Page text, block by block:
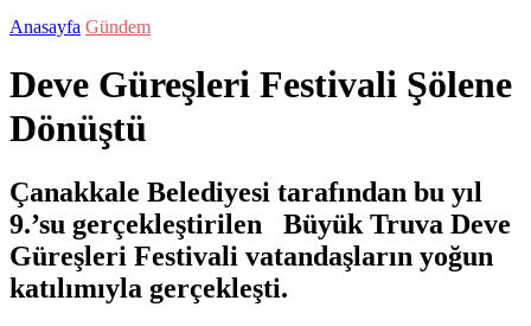
Anasayfa Gündem
Deve Güreşleri Festivali Şölene
Dönüştü
Çanakkale Belediyesi tarafından bu yıl
9.’su gerçekleştirilen Büyük Truva Deve
Güreşleri Festivali vatandaşların yoğun
katılımıyla gerçekleşti.